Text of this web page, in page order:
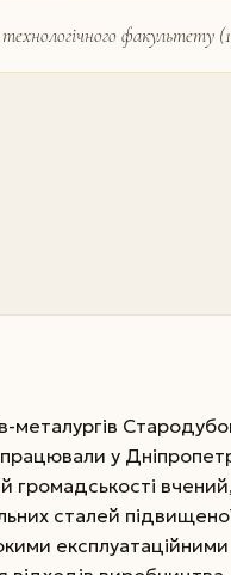
факультету
металургів
працювали у
громадськості
сталей
експлуатаційними